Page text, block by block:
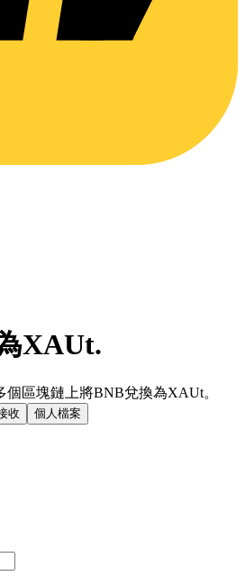
XAUt.
個區塊鏈上將BNB兌換為XAUt。
收 個人檔案